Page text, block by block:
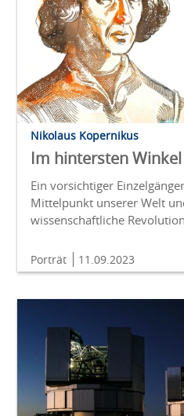
Nikolaus Kopernikus
Im hintersten
Ein vorsichtiger
Mittelpunkt unserer Welt
wissenschaftliche
Porträt 11.09.2023